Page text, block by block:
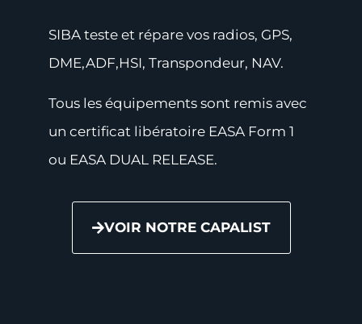
SIBA teste et répare vos radios, GPS,
DME,ADF,HSI, Transpondeur, NAV.
Tous les équipements sont remis avec
un certificat libératoire EASA Form 1
ou EASA DUAL RELEASE.
VOIR NOTRE CAPALIST